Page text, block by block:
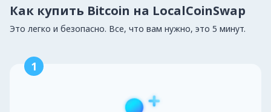
Как купить Bitcoin на LocalCoinSwap
Это легко и безопасно. Все, что вам нужно, это 5 минут.
1